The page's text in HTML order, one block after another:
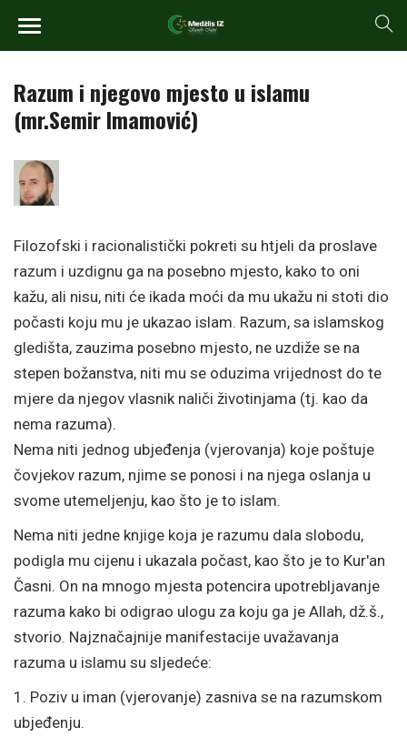
Razum i njegovo mjesto u islamu
(mr.Semir Imamović)
Filozofski i racionalistički pokreti su htjeli da proslave
razum i uzdignu ga na posebno mjesto, kako to oni
kažu, ali nisu, niti će ikada moći da mu ukažu ni stoti dio
počasti koju mu je ukazao islam. Razum, sa islamskog
gledišta, zauzima posebno mjesto, ne uzdiže se na
stepen božanstva, niti mu se oduzima vrijednost do te
mjere da njegov vlasnik naliči životinjama (tj. kao da
nema razuma).
Nema niti jednog ubjeđenja (vjerovanja) koje poštuje
čovjekov razum, njime se ponosi i na njega oslanja u
svome utemeljenju, kao što je to islam.
Nema niti jedne knjige koja je razumu dala slobodu,
podigla mu cijenu i ukazala počast, kao što je to Kur'an
Časni. On na mnogo mjesta potencira upotrebljavanje
razuma kako bi odigrao ulogu za koju ga je Allah, dž.š.,
stvorio. Najznačajnije manifestacije uvažavanja
razuma u islamu su sljedeće:
1. Poziv u iman (vjerovanje) zasniva se na razumskom
ubjeđenju.